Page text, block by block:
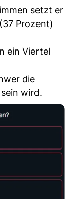
setzt er
Prozent)
ein Viertel
die
wird.